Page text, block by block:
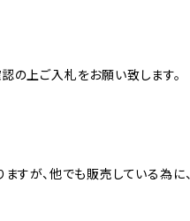
の上ご入札をお願い致します。
すが、他でも販売している為に